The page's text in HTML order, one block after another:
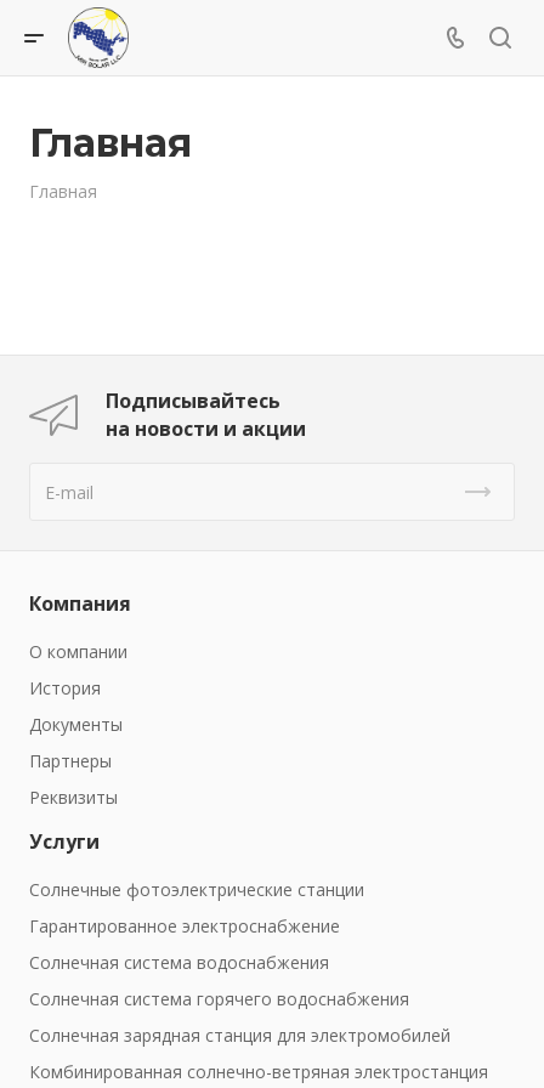
Главная
Главная
Подписывайтесь
на новости и акции
Компания
О компании
История
Документы
Партнеры
Реквизиты
Услуги
Солнечные фотоэлектрические станции
Гарантированное электроснабжение
Солнечная система водоснабжения
Солнечная система горячего водоснабжения
Солнечная зарядная станция для электромобилей
Комбинированная солнечно-ветряная электростанция